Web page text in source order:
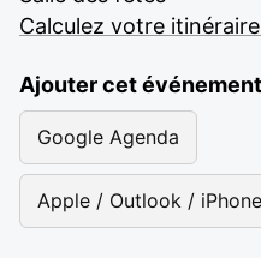
Calculez votre
Ajouter cet
Google Agenda
Apple / Outlook /